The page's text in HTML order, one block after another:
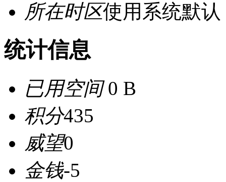
所在时区使用系统默认
统计信息
已用空间0 B
积分435
威望0
金钱-5